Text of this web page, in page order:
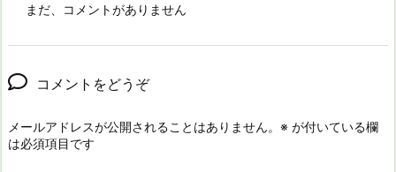
まだ、コメントがありません
コメントをどうぞ
メールアドレスが公開されることはありません。 ※ が付いている欄
は必須項目です